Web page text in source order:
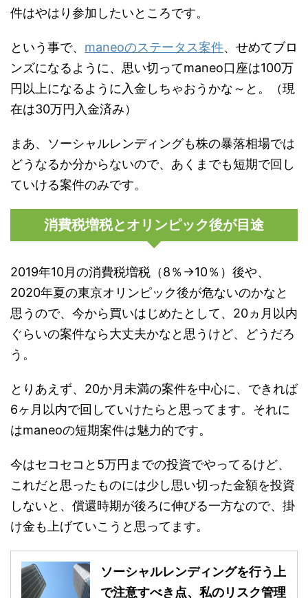
件はやはり参加したいところです。
という事で、 maneoのステータス案件、せめてブロ
ンズになるように、思い切ってmaneo口座は100万
円以上になるように入金しちゃおうかな～と。（現
在は30万円入金済み）
まあ、ソーシャルレンディングも株の暴落相場では
どうなるか分からないので、あくまでも短期で回し
ていける案件のみです。
消費税増税とオリンピック後が目途
2019年10月の消費税増税（8％→10％）後や、
2020年夏の東京オリンピック後が危ないのかなと
思うので、今から買いはじめたとして、20ヵ月以内
ぐらいの案件なら大丈夫かなと思うけど、どうだろ
う。
とりあえず、20か月未満の案件を中心に、できれば
6ヶ月以内で回していけたらと思ってます。それに
はmaneoの短期案件は魅力的です。
今はセコセコと5万円までの投資でやってるけど、
これだと思ったものには少し思い切った金額を投資
しないと、償還時期が後ろに伸びる一方なので、掛
け金も上げていこうと思ってます。
ソーシャルレンディングを行う上
で注意すべき点、私のリスク管理